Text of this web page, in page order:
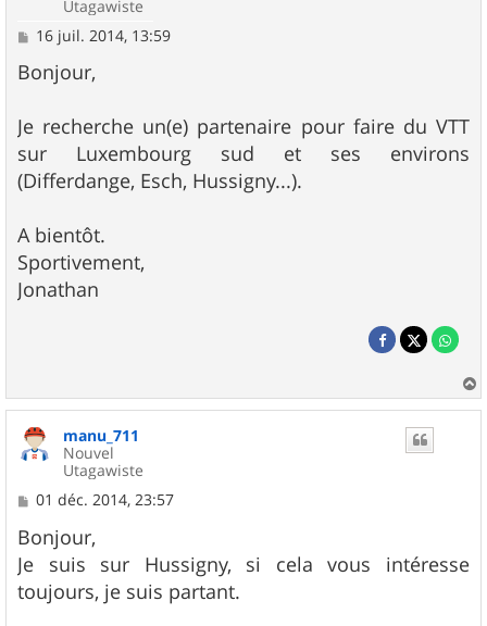
Utagawiste
M
s
s
g
e
16 juil. 2014, 13:59
Bonjour,
Je recherche un(e) partenaire pour faire du VTT
sur Luxembourg sud et ses environs
(Differdange, Esch, Hussigny...).
A bientôt.
Sportivement,
Jonathan
a
manu_711
Nouvel
Utagawiste
M
s
s
a
g
e
01 déc. 2014, 23:57
Bonjour,
Je suis sur Hussigny, si cela vous intéresse
toujours, je suis partant.